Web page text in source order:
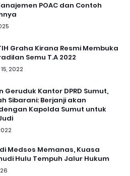
POAC dan Contoh
Graha Kirana Resmi Membuka
Semu T.A 2022
2022
Geruduk Kantor DPRD Sumut,
Sibarani: Berjanji akan
Kapolda Sumut untuk
Medsos Memanas, Kuasa
Hulu Tempuh Jalur Hukum